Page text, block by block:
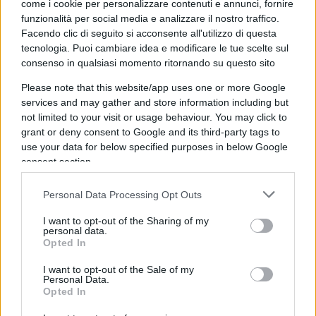
come i cookie per personalizzare contenuti e annunci, fornire
funzionalità per social media e analizzare il nostro traffico.
Facendo clic di seguito si acconsente all'utilizzo di questa
tecnologia. Puoi cambiare idea e modificare le tue scelte sul
consenso in qualsiasi momento ritornando su questo sito
Please note that this website/app uses one or more Google
services and may gather and store information including but
not limited to your visit or usage behaviour. You may click to
grant or deny consent to Google and its third-party tags to
use your data for below specified purposes in below Google
consent section.
Personal Data Processing Opt Outs
I want to opt-out of the Sharing of my
personal data.
Opted In
I want to opt-out of the Sale of my
Personal Data.
Opted In
subitoquanto spendere e su cosa. Per evitare di
comprare cose non necessarie ed essere vittime
dell’effetto target.
Il secondo consiglio èdiffidare degli sconti
eccessivi. Come ricorda Altroconsumo, è
importante sapersi orientare tra sconti e
percentuali. Infatti, come spesso accade, il “prezzo
barrato”, cioè quello non scontato, il più delle
volte è gonfiato e non reale. Questo per dare
alto di quanto realmente è. Per evitare di farsi
depistare, potrebbe essere utile
in rete e confrontare i diversi prezzi dello
stesso prodotto.